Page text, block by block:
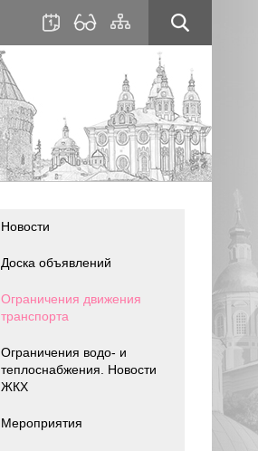
Новости
Доска объявлений
Ограничения движения
транспорта
Ограничения водо- и
теплоснабжения. Новости
ЖКХ
Мероприятия